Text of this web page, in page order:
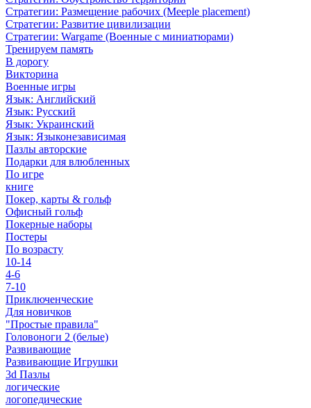
Стратегии: Размещение рабочих (Meeple placement)
Стратегии: Развитие цивилизации
Стратегии: Wargame (Военные с миниатюрами)
Тренируем память
В дорогу
Викторина
Военные игры
Язык: Английский
Язык: Русский
Язык: Украинский
Язык: Языконезависимая
Пазлы авторские
Подарки для влюбленных
По игре
книге
Покер, карты & гольф
Офисный гольф
Покерные наборы
Постеры
По возрасту
10-14
4-6
7-10
Приключенческие
Для новичков
"Простые правила"
Головоноги 2 (белые)
Развивающие
Развивающие Игрушки
3d Пазлы
логические
логопедические